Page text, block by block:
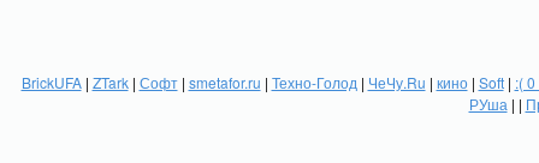
BrickUFA| ZTark| Софт| smetafor.ru | Техно-Голод | ЧеЧу.Ru | кино| Soft| :(
РУша | |